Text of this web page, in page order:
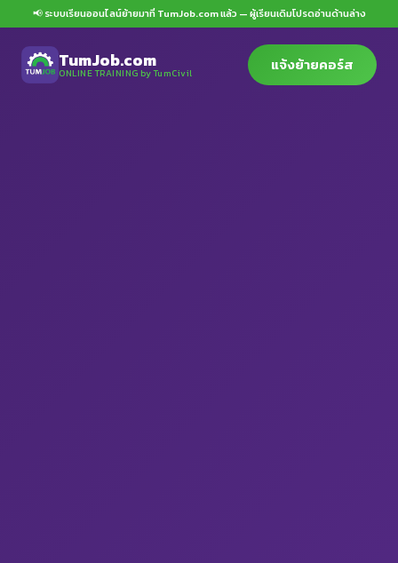
📢 ระบบเรียนออนไลน์ย้ายมาที่ TumJob.com แล้ว — ผู้เรียนเดิมโปรดอ่านด้านล่าง
TumJob.com
ONLINE TRAINING by TumCivil แจ้งย้ายคอร์ส